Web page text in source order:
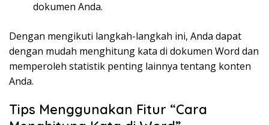
dokumen Anda.
Dengan mengikuti langkah-langkah ini, Anda dapat
dengan mudah menghitung kata di dokumen Word dan
memperoleh statistik penting lainnya tentang konten
Anda.
Tips Menggunakan Fitur “Cara